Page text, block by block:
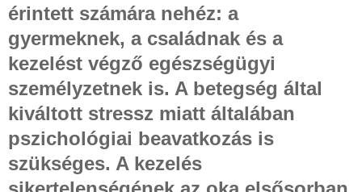
érintett számára nehéz: a
gyermeknek, a családnak és a
kezelést végző egészségügyi
személyzetnek is. A betegség által
kiváltott stressz miatt általában
pszichológiai beavatkozás is
szükséges. A kezelés